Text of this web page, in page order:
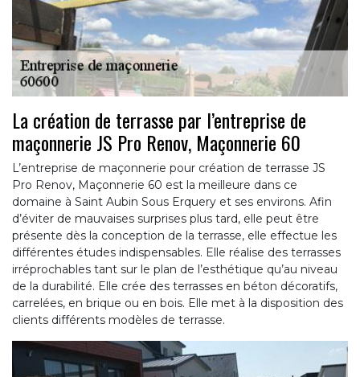
La création de terrasse par l’entreprise de
maçonnerie JS Pro Renov, Maçonnerie 60
L’entreprise de maçonnerie pour création de terrasse JS
Pro Renov, Maçonnerie 60 est la meilleure dans ce
domaine à Saint Aubin Sous Erquery et ses environs. Afin
d’éviter de mauvaises surprises plus tard, elle peut être
présente dès la conception de la terrasse, elle effectue les
différentes études indispensables. Elle réalise des terrasses
irréprochables tant sur le plan de l’esthétique qu’au niveau
de la durabilité. Elle crée des terrasses en béton décoratifs,
carrelées, en brique ou en bois. Elle met à la disposition des
clients différents modèles de terrasse.